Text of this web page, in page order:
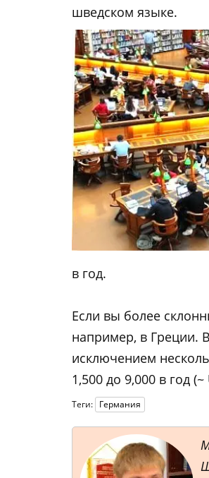
шведском языке.
в год.
Если вы более
например, в Греции.
исключением
1,500 до 9,000 в год
Теги: Германия